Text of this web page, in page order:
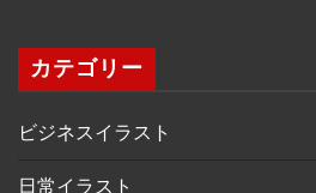
カテゴリー
ビジネスイラスト
日常イラスト